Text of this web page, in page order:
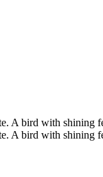
A bird with shining
A bird with